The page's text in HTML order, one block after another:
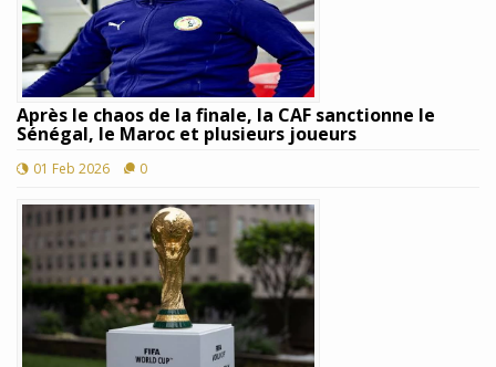
Après le chaos de la finale, la CAF sanctionne le
Sénégal, le Maroc et plusieurs joueurs
01 Feb 2026 0